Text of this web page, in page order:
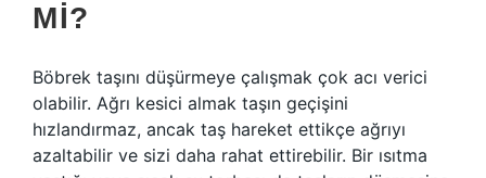
MI?
Böbrek taşını düşürmeye çalışmak çok acı verici
olabilir. Ağrı kesici almak taşın geçişini
hızlandırmaz, ancak taş hareket ettikçe ağrıyı
azaltabilir ve sizi daha rahat ettirebilir. Bir ısıtma